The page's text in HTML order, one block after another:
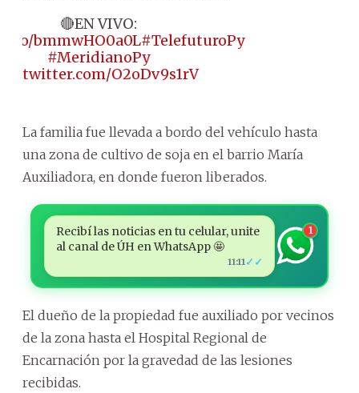
🔴EN VIVO:
bmmwHO0a0L#TelefuturoPy
#MeridianoPy
O2oDv9s1rV
La familia fue llevada a bordo del vehículo hasta
una zona de cultivo de soja en el barrio María
Auxiliadora, en donde fueron liberados.
Recibí las noticias en tu celular, unite
al canal de ÚH en WhatsApp 🤩
11:11 ✓✓
1
El dueño de la propiedad fue auxiliado por vecinos
de la zona hasta el Hospital Regional de
Encarnación por la gravedad de las lesiones
recibidas.